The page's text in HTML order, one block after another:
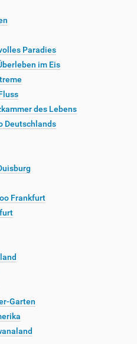
Paradies
im Eis
des Lebens
Deutschlands
Frankfurt
Garten